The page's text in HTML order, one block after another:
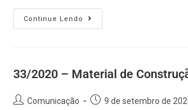
Continue Lendo
33/2020 – Material de
Comunicação 9 de setembro de